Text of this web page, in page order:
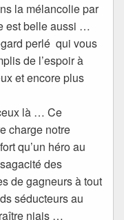
la mélancolie par
est belle aussi …
perlé qui vous
de l’espoir à
et encore plus
là … Ce
charge notre
qu’un héro au
des
de gagneurs à tout
séducteurs au
niais …